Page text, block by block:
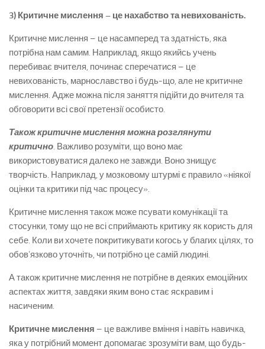
3) Критичне мислення – це нахабство та невихованість.
Критичне мислення – це насамперед та здатність, яка
потрібна нам самим. Наприклад, якщо якийсь учень
перебиває вчителя, починає сперечатися – це
невихованість, марнославство і будь-що, але не критичне
мислення. Адже можна після заняття підійти до вчителя та
обговорити всі свої претензії особисто.
Також критичне мислення можна розглянути
критично. Важливо розуміти, що воно має
використовуватися далеко не завжди. Воно знищує
творчість. Наприклад, у мозковому штурмі є правило «ніякої
оцінки та критики під час процесу».
Критичне мислення також може псувати комунікації та
стосунки, тому що не всі сприймають критику як користь для
себе. Коли ви хочете покритикувати когось у благих цілях, то
обов’язково уточніть, чи потрібно це самій людині.
А також критичне мислення не потрібне в деяких емоційних
аспектах життя, завдяки яким воно стає яскравим і
насиченим.
Критичне мислення – це важливе вміння і навіть навичка,
яка у потрібний момент допомагає зрозуміти вам, що будь-